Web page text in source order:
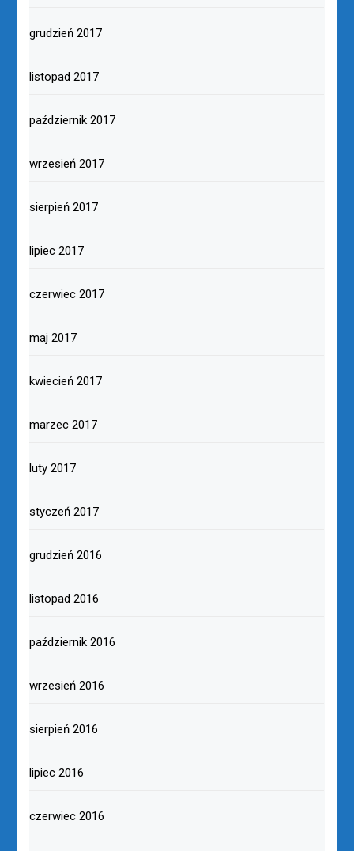
grudzień 2017
listopad 2017
październik 2017
wrzesień 2017
sierpień 2017
lipiec 2017
czerwiec 2017
maj 2017
kwiecień 2017
marzec 2017
luty 2017
styczeń 2017
grudzień 2016
listopad 2016
październik 2016
wrzesień 2016
sierpień 2016
lipiec 2016
czerwiec 2016